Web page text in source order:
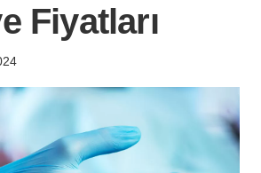
Fiyatları